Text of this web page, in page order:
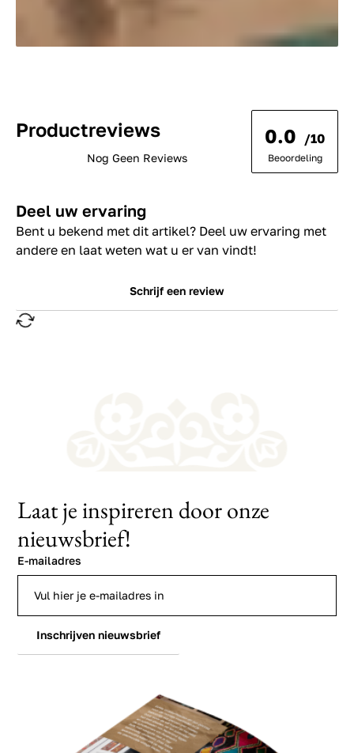
Productreviews
Nog Geen Reviews
0.0 /10
Beoordeling
Deel uw ervaring
Bent u bekend met dit artikel? Deel uw ervaring met
andere en laat weten wat u er van vindt!
Schrijf een review
Laat je inspireren door onze
nieuwsbrief!
E-mailadres
Inschrijven nieuwsbrief